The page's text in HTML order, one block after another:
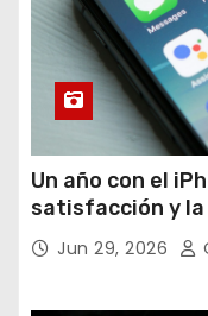
Un año con el
satisfacción y la
vieneJun 29, 2026